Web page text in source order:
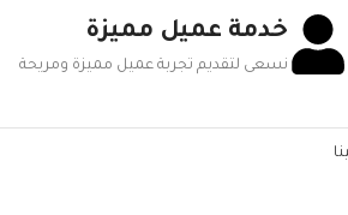
خدمة عميل مميزة
نسعى لتقديم تجربة عميل مميزة ومريحة